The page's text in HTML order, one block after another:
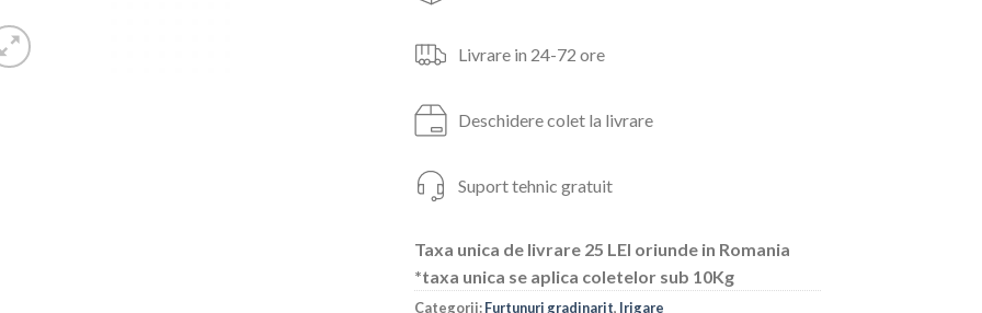
Livrare in 24-72 ore
Deschidere colet la livrare
Suport tehnic gratuit
Taxa unica de livrare 25 LEI oriunde in Romania
*taxa unica se aplica coletelor sub 10Kg
Categorii:Furtunuri gradinarit, Irigare